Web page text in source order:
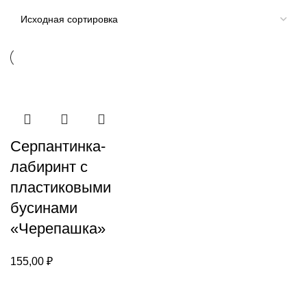
Серпантинка-
лабиринт с
пластиковыми
бусинами
«Черепашка»
155,00 ₽